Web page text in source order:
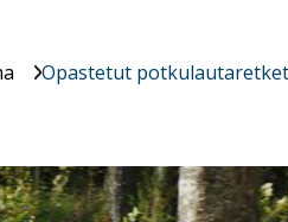
Opastetut potkulautaretket